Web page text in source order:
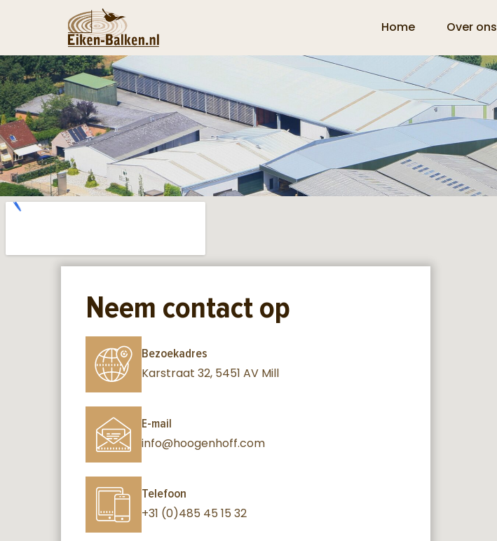
Home Over ons
Neem contact op
Bezoekadres
Karstraat 32, 5451 AV Mill
E-mail
info@hoogenhoff.com
Telefoon
+31 (0)485 45 15 32